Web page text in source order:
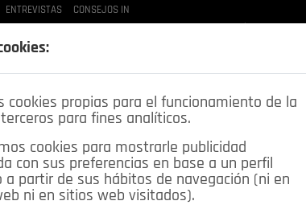
ENTREVISTAS CONSEJOS IN
cookies propias para el funcionamiento de la
para fines analíticos.
cookies para mostrarle publicidad
con sus preferencias en base a un perfil
a partir de sus hábitos de navegación (ni en
ni en sitios web visitados).